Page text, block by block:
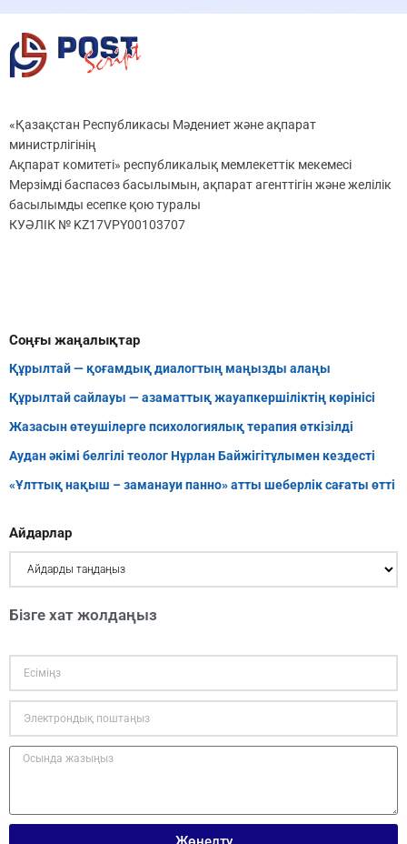
«Қазақстан Республикасы Мәдениет және ақпарат
министрлігінің
Ақпарат комитеті» республикалық мемлекеттік мекемесі
Мерзімді баспасөз басылымын, ақпарат агенттігін және желілік
басылымды есепке қою туралы
КУӘЛІК № KZ17VPY00103707
Соңғы жаңалықтар
Құрылтай — қоғамдық диалогтың маңызды алаңы
Құрылтай сайлауы — азаматтық жауапкершіліктің көрінісі
Жазасын өтеушілерге психологиялық терапия өткізілді
Аудан әкімі белгілі теолог Нұрлан Байжігітұлымен кездесті
«Ұлттық нақыш – заманауи панно» атты шеберлік сағаты өтті
Айдарлар
Бізге хат жолдаңыз